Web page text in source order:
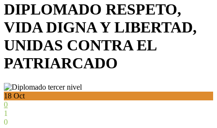
DIPLOMADO RESPETO,
VIDA DIGNA Y LIBERTAD,
UNIDAS CONTRA EL
PATRIARCADO
18 Oct
0
1
0